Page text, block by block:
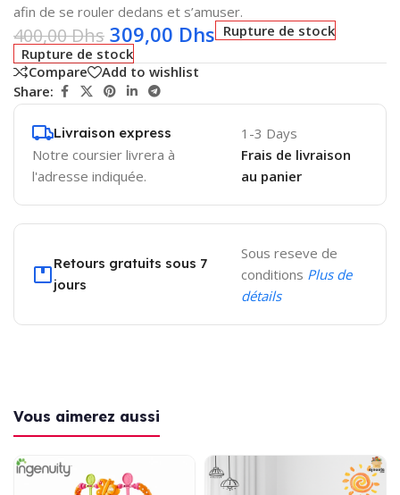
afin de se rouler dedans et s’amuser.
400,00Dhs 309,00 Dhs Rupture de stock
Rupture de stock
Compare
Add to wishlist
Share:
Livraison express
Notre coursier livrera à
l'adresse indiquée.
1-3 Days
Frais de livraison
au panier
Retours gratuits sous 7
jours
Sous reseve de
conditions Plus de
détails
Vous aimerez aussi